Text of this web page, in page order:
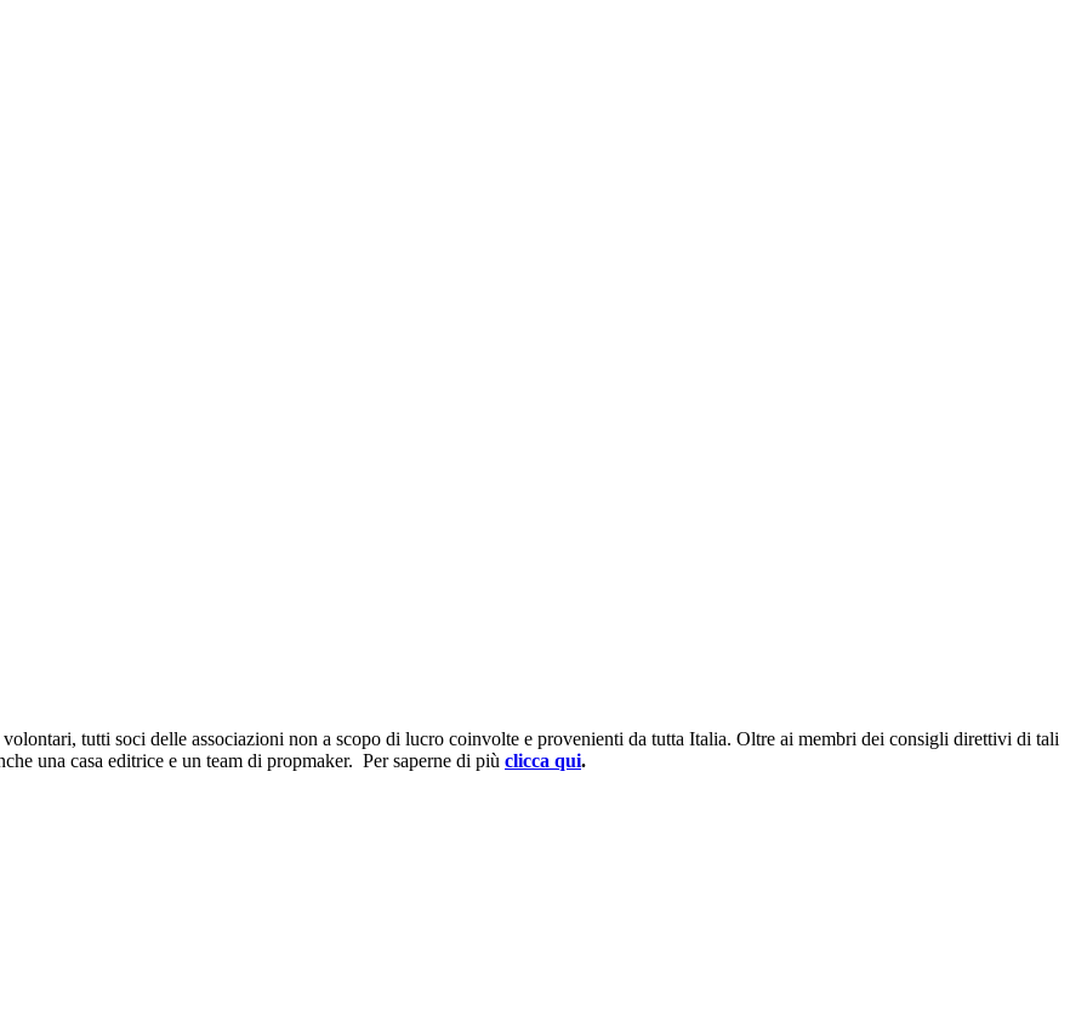
tutti soci delle associazioni non a scopo di lucro coinvolte e provenienti da tutta Italia. Oltre ai membri dei consigli direttivi di tali
una casa editrice e un team di propmaker. Per saperne di più clicca qui.